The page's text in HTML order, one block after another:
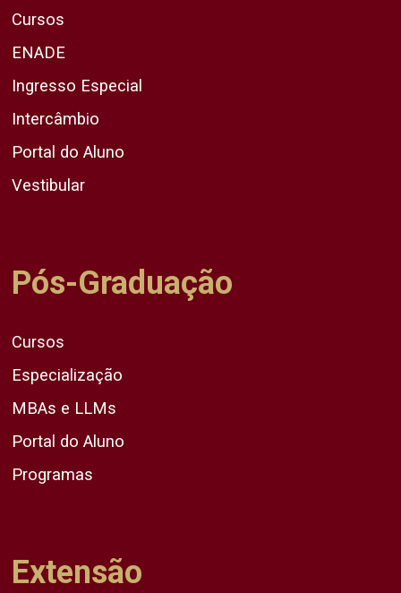
Cursos
ENADE
Ingresso Especial
Intercâmbio
Portal do Aluno
Vestibular
Pós-Graduação
Cursos
Especialização
MBAs e LLMs
Portal do Aluno
Programas
Extensão